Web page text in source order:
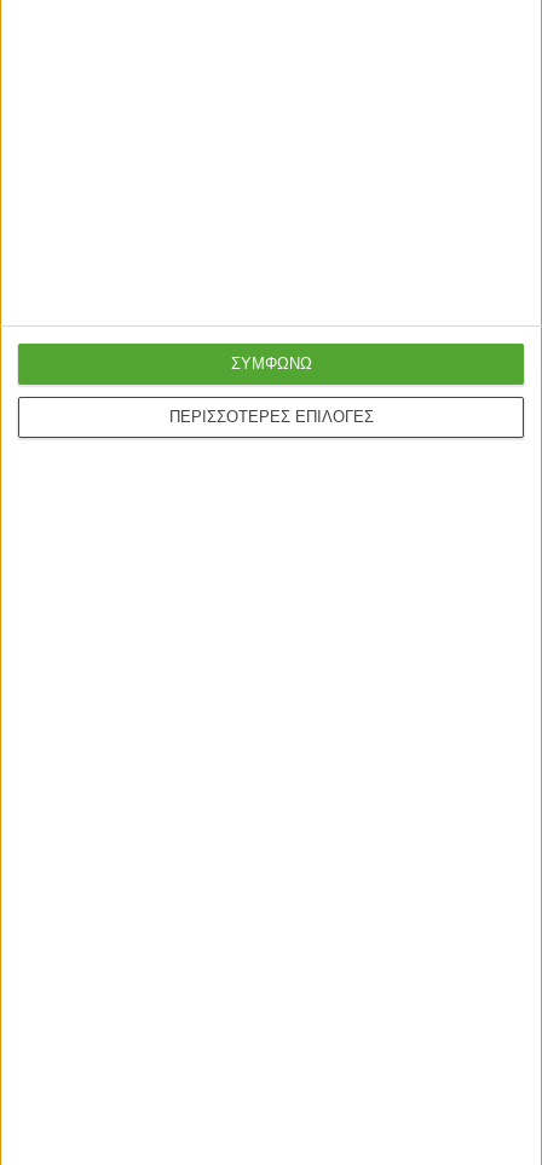
ΠΕΡΙΣΣΟΤΕΡΕΣ ΕΠΙΛΟΓΕΣ
ΣΥΜΦΩΝΩ